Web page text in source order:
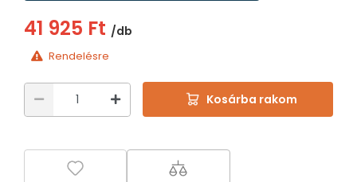
41 925 Ft /db
Rendelésre
Kosárba rakom